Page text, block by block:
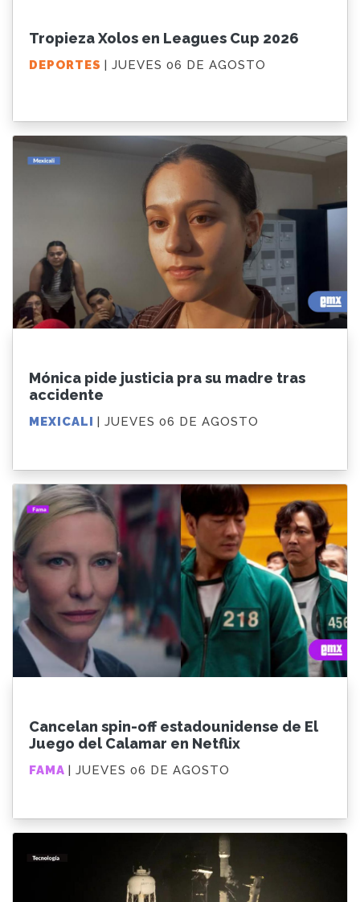
Tropieza Xolos en Leagues Cup 2026
DEPORTES | JUEVES 06 DE AGOSTO
Mónica pide justicia pra su madre tras
accidente
MEXICALI | JUEVES 06 DE AGOSTO
Cancelan spin-off estadounidense de El
Juego del Calamar en Netflix
FAMA | JUEVES 06 DE AGOSTO